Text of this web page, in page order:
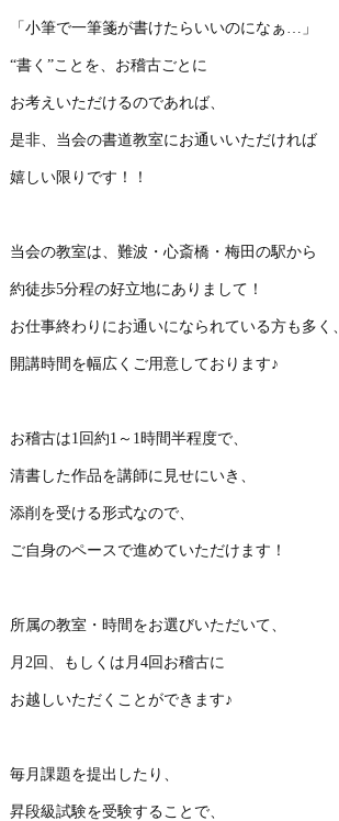
「小筆で一筆箋が書けたらいいのになぁ…」
“書く”ことを、お稽古ごとに
お考えいただけるのであれば、
是非、当会の書道教室にお通いいただければ
嬉しい限りです！！
当会の教室は、難波・心斎橋・梅田の駅から
約徒歩5分程の好立地にありまして！
お仕事終わりにお通いになられている方も多く、
開講時間を幅広くご用意しております♪
お稽古は1回約1～1時間半程度で、
清書した作品を講師に見せにいき、
添削を受ける形式なので、
ご自身のペースで進めていただけます！
所属の教室・時間をお選びいただいて、
月2回、もしくは月4回お稽古に
お越しいただくことができます♪
毎月課題を提出したり、
昇段級試験を受験することで、